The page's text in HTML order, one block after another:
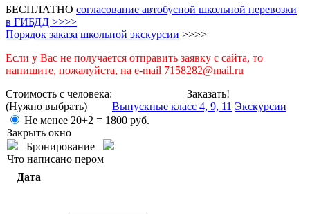
БЕСПЛАТНО согласование автобусной школьной перевозки
в ГИБДД >>>>
Порядок заказа школьной экскурсии >>>>
Если у Вас не получается отправить заявку с сайта, то
напишите, пожалуйста, на e-mail 7158282@mail.ru
Стоимость с человека:
(Нужно выбрать)
Не менее 20+2 = 1800 руб.
Закрыть окно
Бронирование
Что написано пером
Дата
Заказать!
Выпускные класс 4, 9, 11 Экскурсии